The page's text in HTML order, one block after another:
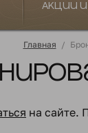
Акции
Главная /
на сайте.